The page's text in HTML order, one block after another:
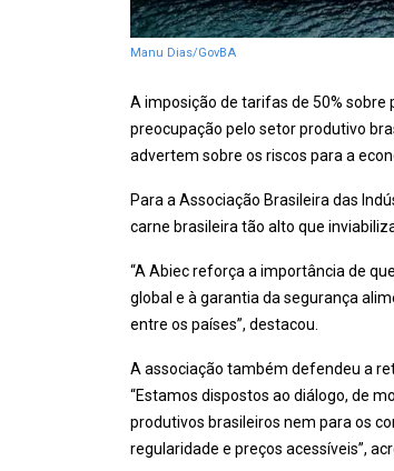
Manu Dias/GovBA
A imposição de tarifas de 50%
preocupação pelo setor produtivo
advertem sobre os riscos para a
Para a Associação Brasileira das
carne brasileira tão alto que
“A Abiec reforça a importância de
global e à garantia da segurança
entre os países”, destacou.
A associação também defendeu a
“Estamos dispostos ao diálogo, de
produtivos brasileiros nem para os
regularidade e preços acessíveis”,